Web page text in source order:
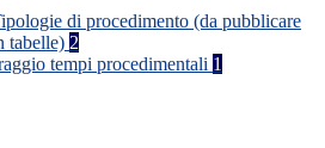
di procedimento (da pubblicare
tabelle) 2
tempi procedimentali 1